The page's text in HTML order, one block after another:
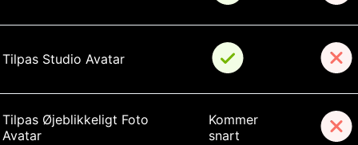
Tilpas Studio Avatar
Tilpas Øjeblikkeligt Foto
Avatar
Kommer
snart